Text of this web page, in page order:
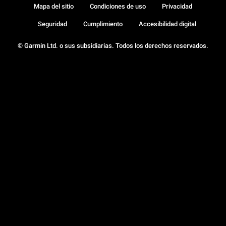
© Garmin Ltd. o sus subsidiarias. Todos los derechos reservados.
Mapa del sitio Condiciones de uso Privacidad
Seguridad Cumplimiento Accesibilidad digital